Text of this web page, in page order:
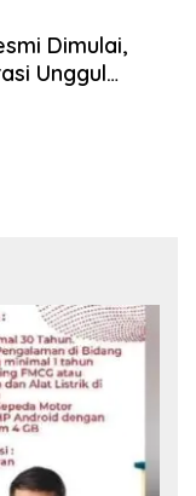
Dimulai,
Unggul